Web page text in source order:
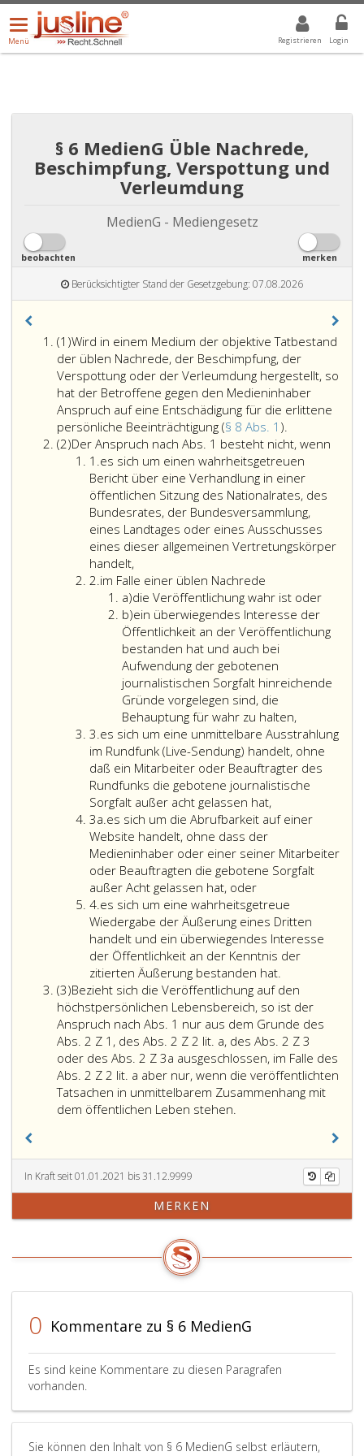
Registrieren Login
Menü
öffnen/schließen
Menü
ALLE DROPDOWN: GEWÄHLTER WERT IST ALLE
§ 6 MedienG Üble Nachrede,
Beschimpfung, Verspottung und
Verleumdung
MedienG - Mediengesetz
beobachten merken
Berücksichtigter Stand der Gesetzgebung: 07.08.2026
(1)Absatz
eins
Wird in einem Medium der objektive Tatbestand
der üblen Nachrede, der Beschimpfung, der
Verspottung oder der Verleumdung hergestellt, so
hat der Betroffene gegen den Medieninhaber
Anspruch auf eine Entschädigung für die erlittene
persönliche Beeinträchtigung (§ 8 Abs. 1 ).
in
einem
Medium
der
objektive
Tatbestand
der
der
der
der
hergestellt,
so
hat
der
Betroffene
den
Anspruch
auf
für
die
erlittene
(Paragraph
8,
Absatz
eins,).
(2)Absatz
2
Der Anspruch nach Abs. 1 besteht nicht, wenn
nicht,
1.Ziffer
eins
es sich um einen wahrheitsgetreuen
Bericht über eine Verhandlung in einer
öffentlichen Sitzung des Nationalrates, des
Bundesrates, der Bundesversammlung,
eines Landtages oder eines Ausschusses
eines dieser allgemeinen Vertretungskörper
handelt,
2.Ziffer
im Falle einer üblen Nachrede
a)Litera
a
die Veröffentlichung wahr ist oder
b)Litera
b
ein überwiegendes Interesse der
Öffentlichkeit an der Veröffentlichung
bestanden hat und auch bei
Aufwendung der gebotenen
journalistischen Sorgfalt hinreichende
Gründe vorgelegen sind, die
Behauptung für wahr zu halten,
3.Ziffer
3
es sich um eine unmittelbare Ausstrahlung
im Rundfunk (Live-Sendung) handelt, ohne
daß ein Mitarbeiter oder Beauftragter des
Rundfunks die gebotene journalistische
Sorgfalt außer acht gelassen hat,
3a.Ziffer
3
a
es sich um die Abrufbarkeit auf einer
Website handelt, ohne dass der
Medieninhaber oder einer seiner Mitarbeiter
oder Beauftragten die gebotene Sorgfalt
außer Acht gelassen hat, oder
4.Ziffer
4
es sich um eine wahrheitsgetreue
Wiedergabe der Äußerung eines Dritten
handelt und ein überwiegendes Interesse
der Öffentlichkeit an der Kenntnis der
zitierten Äußerung bestanden hat.
(3)Absatz
3
Bezieht sich die Veröffentlichung auf den
höchstpersönlichen Lebensbereich, so ist der
Anspruch nach Abs. 1 nur aus dem Grunde des
Abs. 2 Z 1, des Abs. 2 Z 2 lit. a, des Abs. 2 Z 3
oder des Abs. 2 Z 3a ausgeschlossen, im Falle des
Abs. 2 Z 2 lit. a aber nur, wenn die veröffentlichten
Tatsachen in unmittelbarem Zusammenhang mit
dem öffentlichen Leben stehen.
Veröffentlichung
den
ist
Anspruch
Absatz
nur
aus
Grunde
Absatz
In Kraft seit 01.01.2021 bis 31.12.9999
MERKEN
0 Kommentare zu § 6 MedienG
Es sind keine Kommentare zu diesen Paragrafen
vorhanden.
Sie können den Inhalt von § 6 MedienG selbst erläutern,